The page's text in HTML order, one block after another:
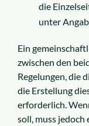
die
unter
Ein
zwischen den
Regelungen, die
die Erstellung
erforderlich.
soll, muss